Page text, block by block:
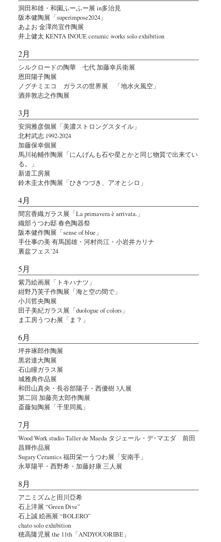
洞田和雄・和園ふーふー展 in多治見
阪本健陶展「superimpose2024」
あよお 金澤尚宜作陶展
井上健太 KENTA INOUE ceramic works solo exhibition
2月
シルクロードの陶華 七代 加藤幸兵衛展
恩田陽子陶展
ノグチミエコ ガラスの世界展 「地水火風空」
酒井敦志之作陶展
3月
安洞雅彦個展「美濃ストロングスタイル」
北村武志 1992-2024
加藤保幸個展
馬川祐輔作陶展「にんげんも石や星とかと同じ物質で出来てい
る。」
新道工房展
鈴木圭太作陶展「ひきつづき、アオとシロ」
4月
間宮香織ガラス展「La primavera è arrivata.」
織部うつわ邸 春色陶器祭
阪本健作陶展「sense of blue」
手仕事の美 有馬国雄・河村尚江・小岩井カリナ
裏盆フェス’24
5月
紫乃絵画展「トキハナツ」
紺野乃芙子作陶展「海と空の間で」
小川哲央陶展
田子美紀ガラス展「duologue of colors」
ま工房うつわ展「ま？」
6月
坪井琢郎作陶展
黒岩達大陶展
石山瞳ガラス展
城雅典作品展
和田山真央・長谷部陽子・西優樹 3人展
第二回 加藤亮太郎作陶展
斎藤知陶展「千里同風」
7月
Wood Work studio Taller de Maeda タジェール・デ･マエダ 前田
昌輝作品展
Sugary Ceramics 福田栄一うつわ展「安南手」
永草陽平・西野希・加藤好康 三人展
8月
アニミズムと田川亞希
石上洋展 “Green Dive”
石上誠 絵画展 “BOLERO”
chato solo exhibition
穂高隆児展 the 11th「ANDYOUORIBE」